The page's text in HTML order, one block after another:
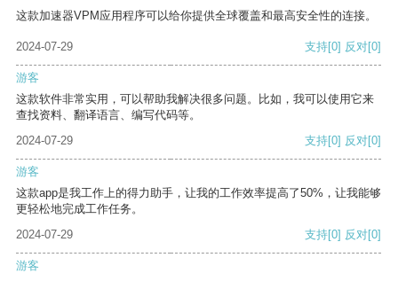
这款加速器VPM应用程序可以给你提供全球覆盖和最高安全性的连接。
2024-07-29 支持[0] 反对[0]
游客
这款软件非常实用，可以帮助我解决很多问题。比如，我可以使用它来
查找资料、翻译语言、编写代码等。
2024-07-29
支持[0] 反对[0]
游客
这款app是我工作上的得力助手，让我的工作效率提高了50%，让我能够
更轻松地完成工作任务。
2024-07-29
支持[0] 反对[0]
游客